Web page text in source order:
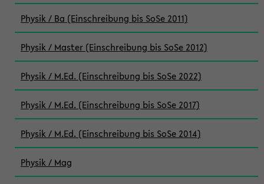
Physik / Ba (Einschreibung bis SoSe 2011)
Physik / Master (Einschreibung bis SoSe 2012)
Physik / M.Ed. (Einschreibung bis SoSe 2022)
Physik / M.Ed. (Einschreibung bis SoSe 2017)
Physik / M.Ed. (Einschreibung bis SoSe 2014)
Physik / Mag